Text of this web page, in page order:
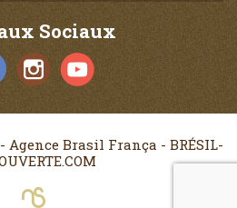
Sociaux
Agence Brasil França - BRÉSIL-